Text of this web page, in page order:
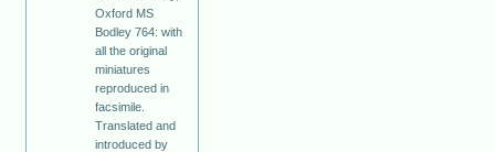
Oxford MS
Bodley 764: with
all the original
miniatures
reproduced in
facsimile.
Translated and
introduced by